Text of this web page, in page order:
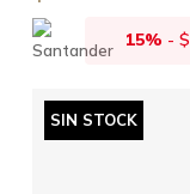
15% -$
SIN STOCK